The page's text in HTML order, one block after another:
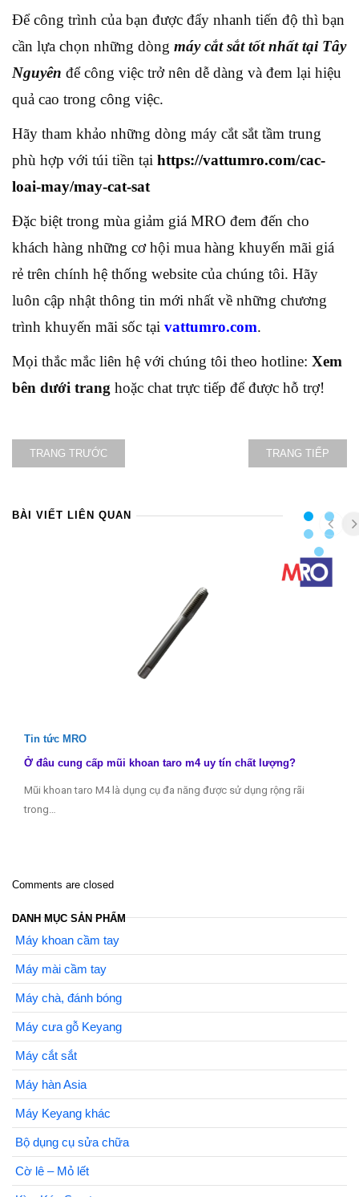
Để công trình của bạn được đẩy nhanh tiến độ thì bạn
cần lựa chọn những dòng máy cắt sắt tốt nhất tại Tây
Nguyên để công việc trở nên dễ dàng và đem lại hiệu
quả cao trong công việc.
Hãy tham khảo những dòng máy cắt sắt tầm trung
phù hợp với túi tiền tại https://vattumro.com/cac-
loai-may/may-cat-sat
Đặc biệt trong mùa giảm giá MRO đem đến cho
khách hàng những cơ hội mua hàng khuyến mãi giá
rẻ trên chính hệ thống website của chúng tôi. Hãy
luôn cập nhật thông tin mới nhất về những chương
trình khuyến mãi sốc tại vattumro.com.
Mọi thắc mắc liên hệ với chúng tôi theo hotline: Xem
bên dưới trang hoặc chat trực tiếp để được hỗ trợ!
TRANG TRƯỚC TRANG TIẾP
BÀI VIẾT LIÊN QUAN
Tin tức MRO
Ở đâu cung cấp mũi khoan taro m4 uy tín chất lượng?
Mũi khoan taro M4 là dụng cụ đa năng được sử dụng rộng rãi
trong…
Comments are closed
DANH MỤC SẢN PHẨM
Máy khoan cầm tay
Máy mài cầm tay
Máy chà, đánh bóng
Máy cưa gỗ Keyang
Máy cắt sắt
Máy hàn Asia
Máy Keyang khác
Bộ dụng cụ sửa chữa
Cờ lê – Mỏ lết